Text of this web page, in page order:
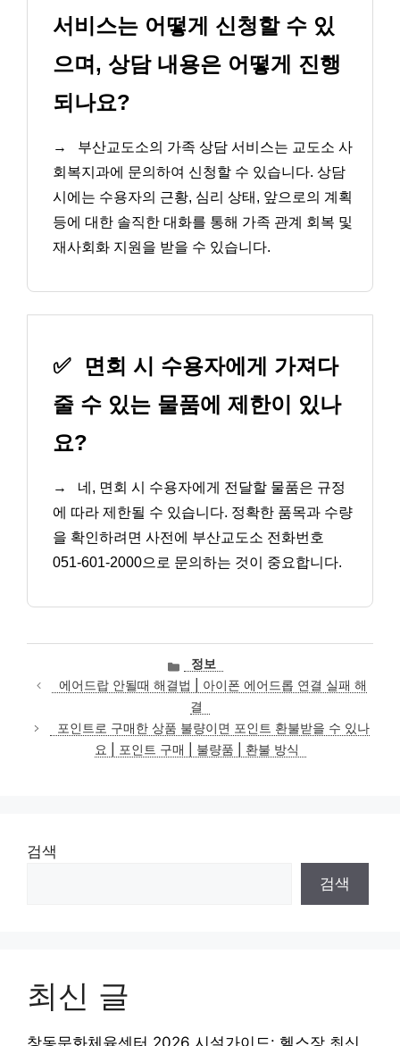
서비스는 어떻게 신청할 수 있
으며, 상담 내용은 어떻게 진행
되나요?
→
부산교도소의 가족 상담 서비스는 교도소 사
회복지과에 문의하여 신청할 수 있습니다. 상담
시에는 수용자의 근황, 심리 상태, 앞으로의 계획
등에 대한 솔직한 대화를 통해 가족 관계 회복 및
재사회화 지원을 받을 수 있습니다.
✅
면회 시 수용자에게 가져다
줄 수 있는 물품에 제한이 있나
요?
→
네, 면회 시 수용자에게 전달할 물품은 규정
에 따라 제한될 수 있습니다. 정확한 품목과 수량
을 확인하려면 사전에 부산교도소 전화번호
051-601-2000으로 문의하는 것이 중요합니다.
카
테
고
리
정보
에어드랍 안될때 해결법 | 아이폰 에어드롭 연결 실패 해
결
포인트로 구매한 상품 불량이면 포인트 환불받을 수 있나
요 | 포인트 구매 | 불량품 | 환불 방식
검색
검색
최신 글